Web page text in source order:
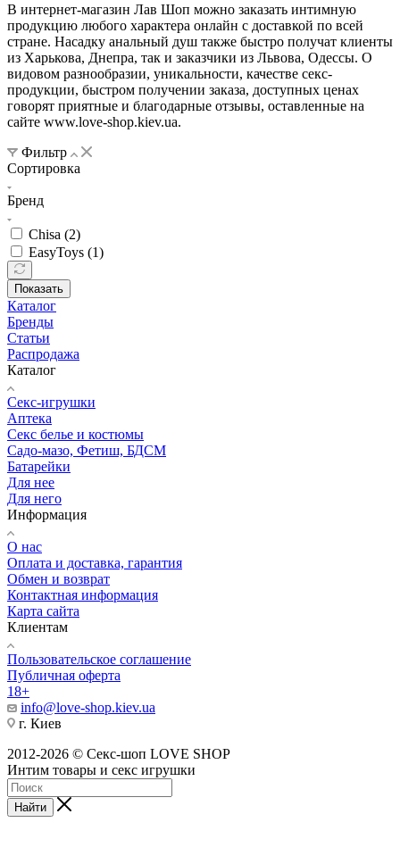
В интернет-магазин Лав Шоп можно заказать интимную
продукцию любого характера онлайн с доставкой по всей
стране. Насадку анальный душ также быстро получат клиенты
из Харькова, Днепра, так и заказчики из Львова, Одессы. О
видовом разнообразии, уникальности, качестве секс-
продукции, быстром получении заказа, доступных ценах
говорят приятные и благодарные отзывы, оставленные на
сайте www.love-shop.kiev.ua.
Фильтр
Сортировка
Бренд
Chisa (2)
EasyToys (1)
Показать
Каталог
Бренды
Статьи
Распродажа
Каталог
Секс-игрушки
Аптека
Секс белье и костюмы
Садо-мазо, Фетиш, БДСМ
Батарейки
Для нее
Для него
Информация
О нас
Оплата и доставка, гарантия
Обмен и возврат
Контактная информация
Карта сайта
Клиентам
Пользовательское соглашение
Публичная оферта
18+
info@love-shop.kiev.ua
г. Киев
2012-2026 © Секс-шоп LOVE SHOP
Интим товары и секс игрушки
Найти